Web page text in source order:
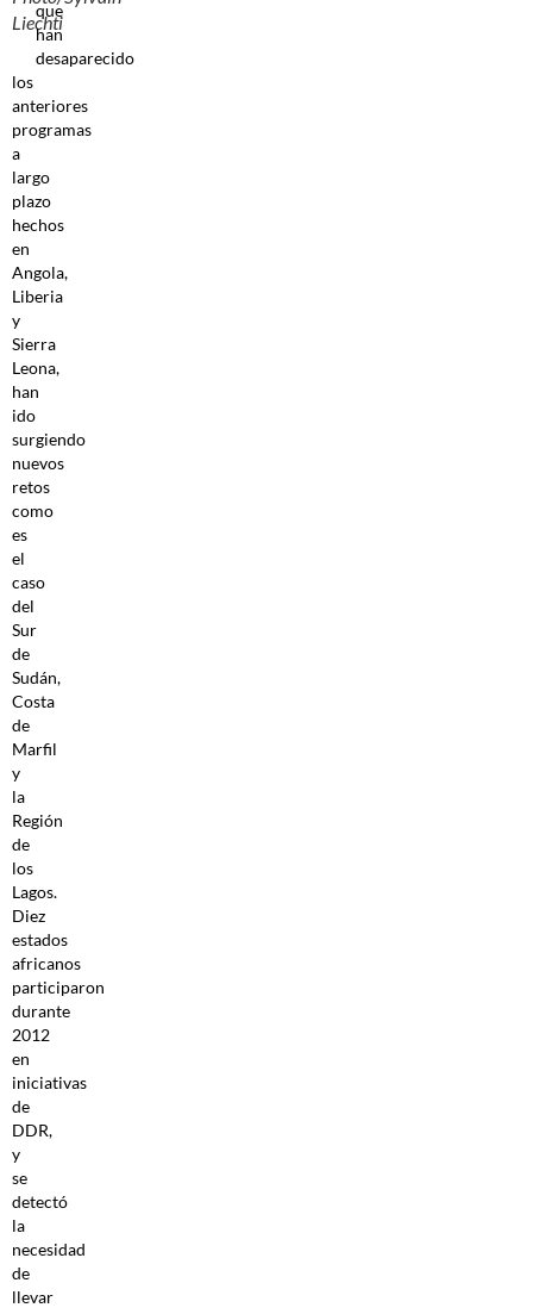
Liechti
que
han
desaparecido
los
anteriores
programas
a
largo
plazo
hechos
en
Angola,
Liberia
y
Sierra
Leona,
han
ido
surgiendo
nuevos
retos
como
es
el
caso
del
Sur
de
Sudán,
Costa
de
Marfil
y
la
Región
de
los
Lagos.
Diez
estados
africanos
participaron
durante
2012
en
iniciativas
de
DDR,
y
se
detectó
la
necesidad
de
llevar